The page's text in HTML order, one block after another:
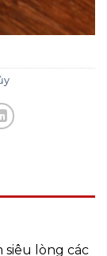
siêu lòng các